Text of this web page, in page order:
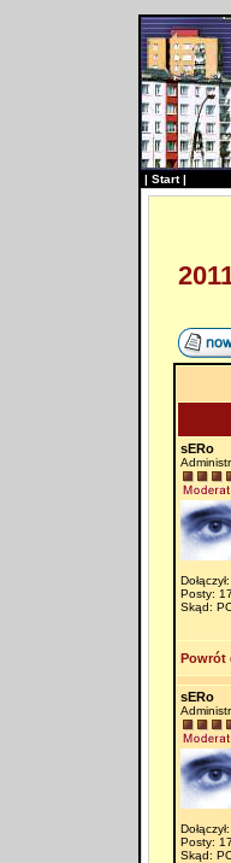
| Start|
sERo
Posty:
Skąd:
Powrót
sERo
Posty:
Skąd: